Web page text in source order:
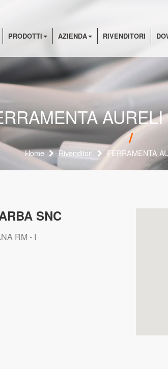
PRODOTTI AZIENDA RIVENDITORI
Home Rivenditori FERRAMENTA
SNC
RM - I